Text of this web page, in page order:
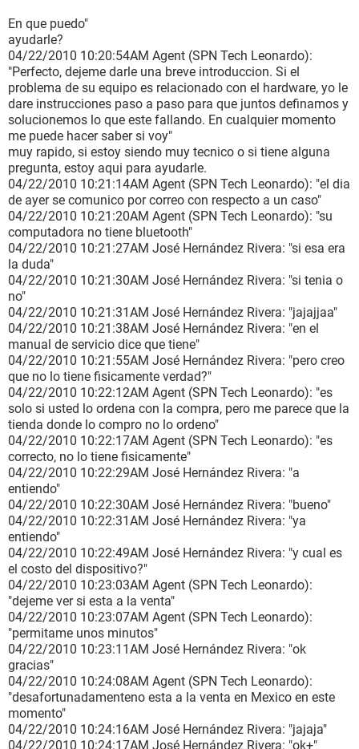
En que puedo"
ayudarle?
04/22/2010 10:20:54AM Agent (SPN Tech Leonardo):
"Perfecto, dejeme darle una breve introduccion. Si el
problema de su equipo es relacionado con el hardware, yo le
dare instrucciones paso a paso para que juntos definamos y
solucionemos lo que este fallando. En cualquier momento
me puede hacer saber si voy"
muy rapido, si estoy siendo muy tecnico o si tiene alguna
pregunta, estoy aqui para ayudarle.
04/22/2010 10:21:14AM Agent (SPN Tech Leonardo): "el dia
de ayer se comunico por correo con respecto a un caso"
04/22/2010 10:21:20AM Agent (SPN Tech Leonardo): "su
computadora no tiene bluetooth"
04/22/2010 10:21:27AM José Hernández Rivera: "si esa era
la duda"
04/22/2010 10:21:30AM José Hernández Rivera: "si tenia o
no"
04/22/2010 10:21:31AM José Hernández Rivera: "jajajjaa"
04/22/2010 10:21:38AM José Hernández Rivera: "en el
manual de servicio dice que tiene"
04/22/2010 10:21:55AM José Hernández Rivera: "pero creo
que no lo tiene fisicamente verdad?"
04/22/2010 10:22:12AM Agent (SPN Tech Leonardo): "es
solo si usted lo ordena con la compra, pero me parece que la
tienda donde lo compro no lo ordeno"
04/22/2010 10:22:17AM Agent (SPN Tech Leonardo): "es
correcto, no lo tiene fisicamente"
04/22/2010 10:22:29AM José Hernández Rivera: "a
entiendo"
04/22/2010 10:22:30AM José Hernández Rivera: "bueno"
04/22/2010 10:22:31AM José Hernández Rivera: "ya
entiendo"
04/22/2010 10:22:49AM José Hernández Rivera: "y cual es
el costo del dispositivo?"
04/22/2010 10:23:03AM Agent (SPN Tech Leonardo):
"dejeme ver si esta a la venta"
04/22/2010 10:23:07AM Agent (SPN Tech Leonardo):
"permitame unos minutos"
04/22/2010 10:23:11AM José Hernández Rivera: "ok
gracias"
04/22/2010 10:24:08AM Agent (SPN Tech Leonardo):
"desafortunadamenteno esta a la venta en Mexico en este
momento"
04/22/2010 10:24:16AM José Hernández Rivera: "jajaja"
04/22/2010 10:24:17AM José Hernández Rivera: "ok+"